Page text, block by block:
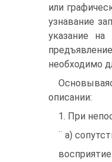
или
узнавание
указание
необходимо
описании:
1. При
¨ а)